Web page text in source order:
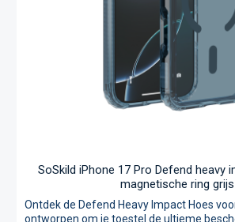
randen TÜV Nord gecertificeerd: tot 200%
stootweerstand Levenslange garantie:
eerste Fujfiilm inlay gratis bij aankoop van
voor meer informatie.
SoSkild iPhone 17 Pro Defend heavy
magnetische ring grijs
Ontdek de Defend Heavy Impact Hoes
ontworpen om je toestel de ultieme